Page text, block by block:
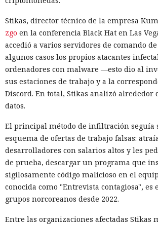
habituales.
El acelerador clave fue la IA. En el
controlaba toda la granja de forma
ayudaba a redactar y verificar guiones de
lenguaje natural. Ya no es necesario que el
programe el control complejo del
Bots de IA individuales son capaces de
simultáneamente cientos de diálogos en
y filtrar objetivos poco prometedores.
Esa infraestructura es apta para estafas
inversión, ofertas falsas de trabajos
masiva de cuentas falsas. En la prueba de
ficticios en servicios de citas recibieron
numerosos mensajes. Los interlocutores
la comunicación a aplicaciones de
condujo al registro en una plataforma
un enlace de afiliado.
Stikas, director técnico de la empresa
zgo en la conferencia Black Hat en Las
accedió a varios servidores de comando
algunos casos los propios atacantes
ordenadores con malware —esto dio al
sus estaciones de trabajo y a la
Discord. En total, Stikas analizó alrededor
datos.
El principal método de infiltración seguía
esquema de ofertas de trabajo falsas:
desarrolladores con salarios altos y les
de prueba, descargar un programa que
sigilosamente código malicioso en el
conocida como "Entrevista contagiosa", es
grupos norcoreanos desde 2022.
Entre las organizaciones afectadas Stikas